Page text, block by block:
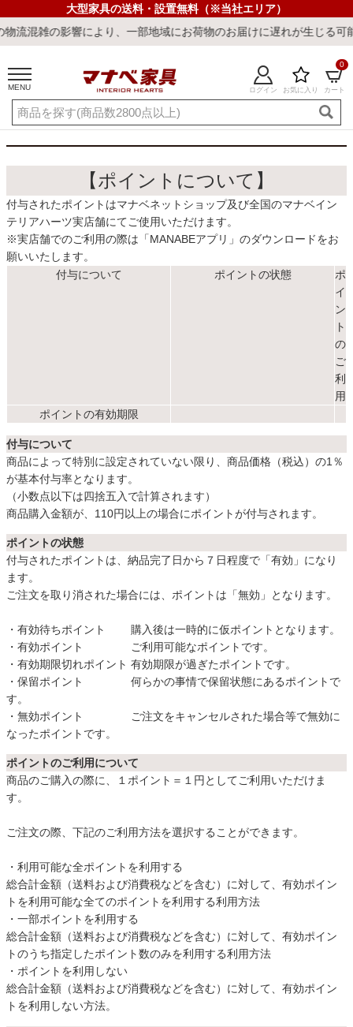
大型家具の送料・設置無料（※当社エリア）
混雑の影響により、一部地域にお荷物のお届けに遅れが生じる可能
MENU ログイン お気に入り カート
0
ご利用ガイド 新規会員登録
店舗一覧 閲覧履歴
キーワード・商品番号で探す
ウィルトンラ
カテゴリから探す
ソファ
テレビ台・リビング家具
ダイニングテーブル・セット
食器棚・キッチン収納
ベッド
収納家具
ホームオフィス
こたつ
寝具
【ポイントについて】
付与されたポイントはマナベネットショップ及び全国のマナベイン
テリアハーツ実店舗にてご使用いただけます。
※実店舗でのご利用の際は「MANABEアプリ」のダウンロードをお
願いいたします。
付与について
ポイントの状態
ポ
イ
ン
ト
の
ご
利
用
ポイントの有効期限
付与について
商品によって特別に設定されていない限り、商品価格（税込）の1％
が基本付与率となります。
（小数点以下は四捨五入で計算されます）
商品購入金額が、110円以上の場合にポイントが付与されます。
ポイントの状態
付与されたポイントは、納品完了日から７日程度で「有効」になり
ます。
ご注文を取り消された場合には、ポイントは「無効」となります。
・有効待ちポイント 購入後は一時的に仮ポイントとなります。
・有効ポイント ご利用可能なポイントです。
・有効期限切れポイント 有効期限が過ぎたポイントです。
・保留ポイント 何らかの事情で保留状態にあるポイントで
す。
・無効ポイント ご注文をキャンセルされた場合等で無効に
なったポイントです。
ポイントのご利用について
商品のご購入の際に、１ポイント＝１円としてご利用いただけま
す。
ご注文の際、下記のご利用方法を選択することができます。
・利用可能な全ポイントを利用する
総合計金額（送料および消費税などを含む）に対して、有効ポイン
トを利用可能な全てのポイントを利用する利用方法
・一部ポイントを利用する
総合計金額（送料および消費税などを含む）に対して、有効ポイン
トのうち指定したポイント数のみを利用する利用方法
・ポイントを利用しない
総合計金額（送料および消費税などを含む）に対して、有効ポイン
トを利用しない方法。